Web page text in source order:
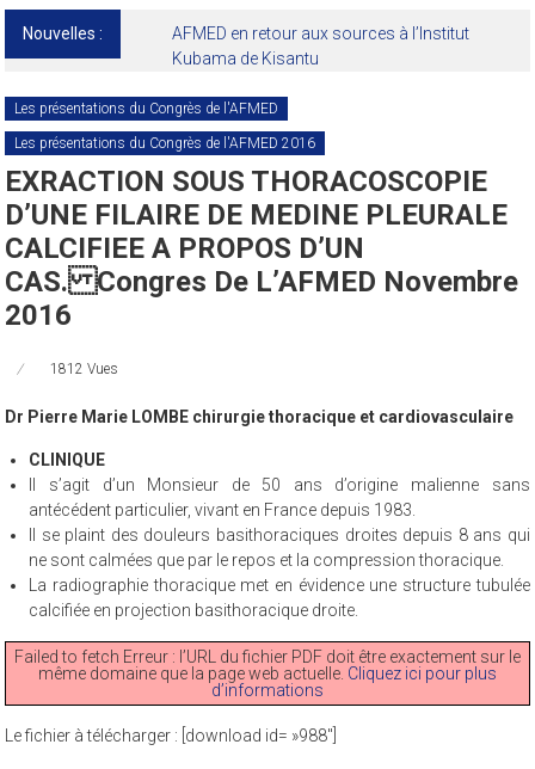
Nouvelles :
AFMED en retour aux sources à l’Institut
Kubama de Kisantu
Les présentations du Congrès de l'AFMED
Les présentations du Congrès de l'AFMED 2016
EXRACTION SOUS THORACOSCOPIE
D’UNE FILAIRE DE MEDINE PLEURALE
CALCIFIEE A PROPOS D’UN
CAS. Congres De L’AFMED Novembre
2016
1812 Vues
Dr Pierre Marie LOMBE chirurgie thoracique et cardiovasculaire
CLINIQUE
Il s’agit d’un Monsieur de 50 ans d’origine malienne sans
antécédent particulier, vivant en France depuis 1983.
Il se plaint des douleurs basithoraciques droites depuis 8 ans qui
ne sont calmées que par le repos et la compression thoracique.
La radiographie thoracique met en évidence une structure tubulée
calcifiée en projection basithoracique droite.
Failed to fetch Erreur : l’URL du fichier PDF doit être exactement sur le
même domaine que la page web actuelle. Cliquez ici pour plus
d’informations
Le fichier à télécharger : [download id= »988″]